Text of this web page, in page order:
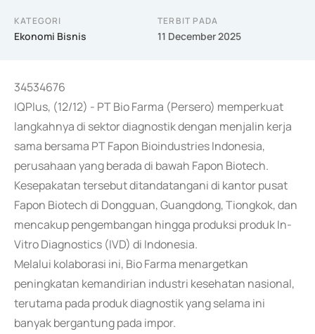
KATEGORI
Ekonomi Bisnis
TERBIT PADA
11 December 2025
34534676
IQPlus, (12/12) - PT Bio Farma (Persero) memperkuat
langkahnya di sektor diagnostik dengan menjalin kerja
sama bersama PT Fapon Bioindustries Indonesia,
perusahaan yang berada di bawah Fapon Biotech.
Kesepakatan tersebut ditandatangani di kantor pusat
Fapon Biotech di Dongguan, Guangdong, Tiongkok, dan
mencakup pengembangan hingga produksi produk In-
Vitro Diagnostics (IVD) di Indonesia.
Melalui kolaborasi ini, Bio Farma menargetkan
peningkatan kemandirian industri kesehatan nasional,
terutama pada produk diagnostik yang selama ini
banyak bergantung pada impor.